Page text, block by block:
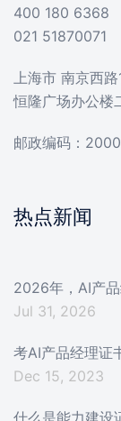
400 180 6368
021 51870071
上海市 南京西
恒隆广场办公楼
邮政编码：
热点新闻
2026年，AI产
Jul 31, 2026
考AI产品经理证
Dec 15, 2023